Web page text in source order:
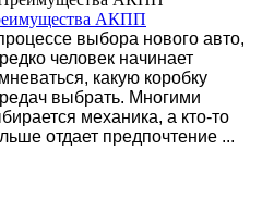
АКПП
выбора нового авто,
человек начинает
какую коробку
выбрать. Многими
механика, а кто-то
отдает предпочтение ...